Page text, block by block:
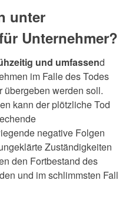
unter
Unternehmer?
und umfassend
im Falle des Todes
übergeben werden soll.
kann der plötzliche Tod
negative Folgen
Zuständigkeiten
den Fortbestand des
und im schlimmsten Fall